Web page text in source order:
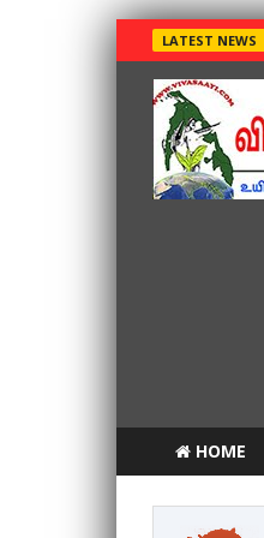
LATEST NEWS
HOME